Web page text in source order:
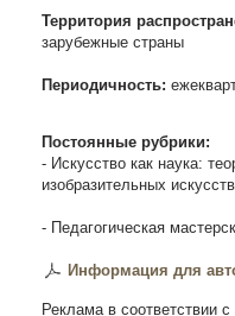
Территория
зарубежные страны
Периодичность:
Постоянные рубрики:
- Искусство как наука:
изобразительных искусств
- Педагогическая
Информация для
Реклама в соответствии